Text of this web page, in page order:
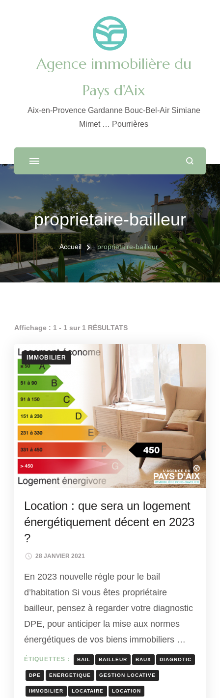
Agence immobilière du
Pays d'Aix
Aix-en-Provence Gardanne Bouc-Bel-Air Simiane
Mimet … Pourrières
proprietaire-bailleur
Accueil proprietaire-bailleur
Affichage : 1 - 1 sur 1 RÉSULTATS
IMMOBILIER
Location : que sera un logement
énergétiquement décent en 2023
?
28 JANVIER 2021
En 2023 nouvelle règle pour le bail
d’habitation Si vous êtes propriétaire
bailleur, pensez à regarder votre diagnostic
DPE, pour anticiper la mise aux normes
énergétiques de vos biens immobiliers …
ÉTIQUETTES : BAIL BAILLEUR BAUX DIAGNOTIC
DPE ENERGETIQUE GESTION LOCATIVE
IMMOBILIER LOCATAIRE LOCATION